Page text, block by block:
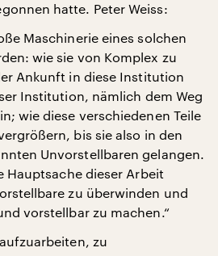
hatte. Peter Weiss:
Maschinerie eines solchen
wie sie von Komplex zu
Ankunft in diese Institution
Institution, nämlich dem Weg
wie diese verschiedenen Teile
bis sie also in den
Unvorstellbaren gelangen.
Hauptsache dieser Arbeit
zu überwinden und
vorstellbar zu machen.“
zu